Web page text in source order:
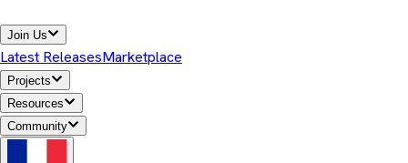
Join Us
Latest ReleasesMarketplace
Projects
Resources
Community